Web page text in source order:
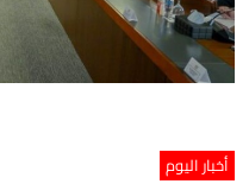
أخبار اليوم